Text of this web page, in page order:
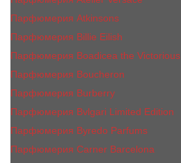
Парфюмерия Atkinsons
Парфюмерия Billie Eilish
Парфюмерия Boadicea the Victorious
Парфюмерия Boucheron
Парфюмерия Burberry
Парфюмерия Bvlgari Limited Edition
Парфюмерия Byredo Parfums
Парфюмерия Carner Barcelona